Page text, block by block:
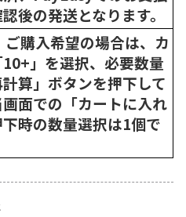
後の発送となります。
購入希望の場合は、カ
」を選択、必要数量
算」ボタンを押下して
面での「カートに入れ
時の数量選択は1個で